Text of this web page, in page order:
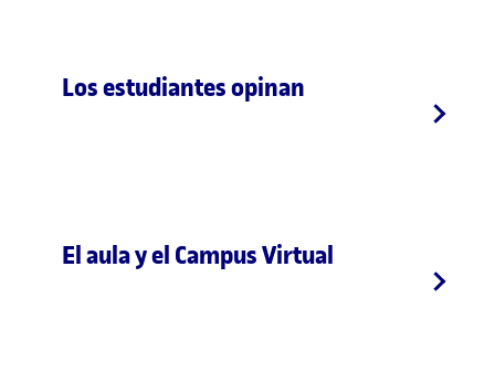
Los estudiantes opinan
El aula y el Campus Virtual